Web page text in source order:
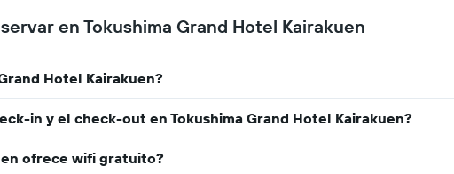
en Tokushima Grand Hotel Kairakuen
Hotel Kairakuen?
in y el check-out en Tokushima Grand Hotel Kairakuen?
ofrece wifi gratuito?